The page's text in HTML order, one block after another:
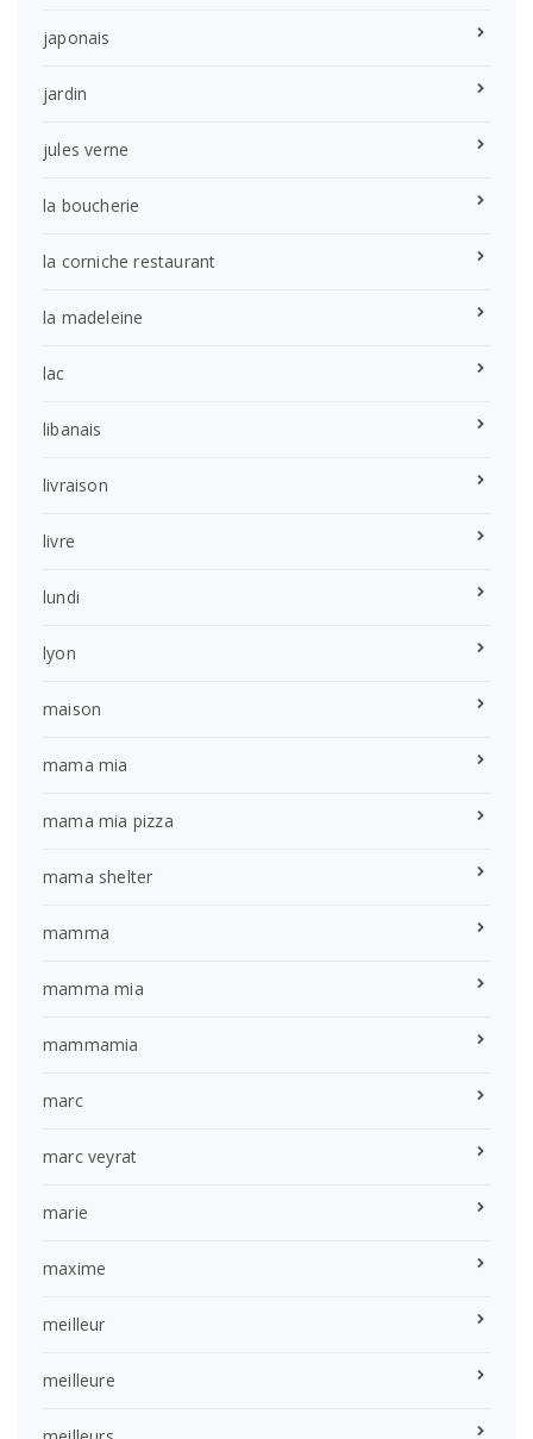
japonais
jardin
jules verne
la boucherie
la corniche restaurant
la madeleine
lac
libanais
livraison
livre
lundi
lyon
maison
mama mia
mama mia pizza
mama shelter
mamma
mamma mia
mammamia
marc
marc veyrat
marie
maxime
meilleur
meilleure